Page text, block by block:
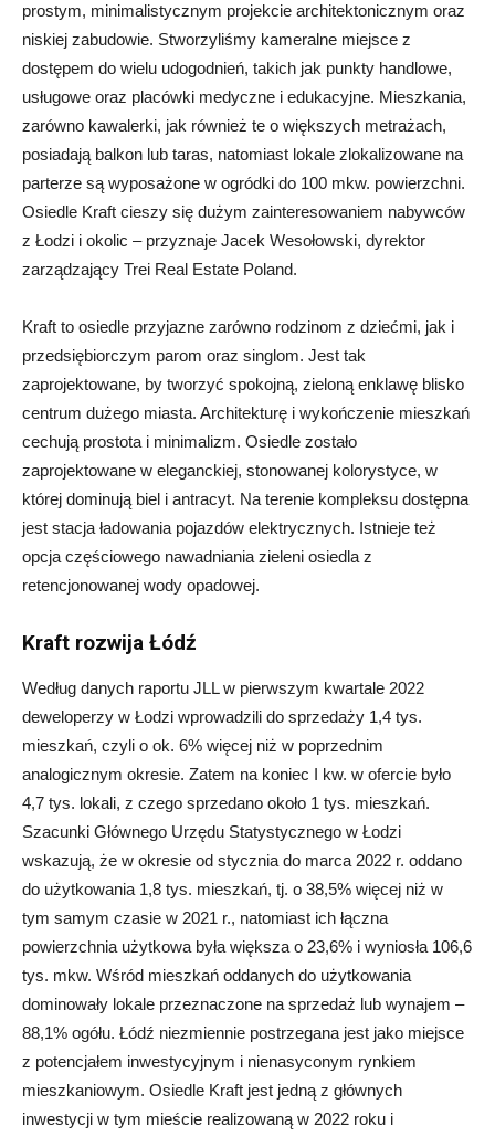
prostym, minimalistycznym projekcie architektonicznym oraz
niskiej zabudowie. Stworzyliśmy kameralne miejsce z
dostępem do wielu udogodnień, takich jak punkty handlowe,
usługowe oraz placówki medyczne i edukacyjne. Mieszkania,
zarówno kawalerki, jak również te o większych metrażach,
posiadają balkon lub taras, natomiast lokale zlokalizowane na
parterze są wyposażone w ogródki do 100 mkw. powierzchni.
Osiedle Kraft cieszy się dużym zainteresowaniem nabywców
z Łodzi i okolic – przyznaje Jacek Wesołowski, dyrektor
zarządzający Trei Real Estate Poland.
Kraft to osiedle przyjazne zarówno rodzinom z dziećmi, jak i
przedsiębiorczym parom oraz singlom. Jest tak
zaprojektowane, by tworzyć spokojną, zieloną enklawę blisko
centrum dużego miasta. Architekturę i wykończenie mieszkań
cechują prostota i minimalizm. Osiedle zostało
zaprojektowane w eleganckiej, stonowanej kolorystyce, w
której dominują biel i antracyt. Na terenie kompleksu dostępna
jest stacja ładowania pojazdów elektrycznych. Istnieje też
opcja częściowego nawadniania zieleni osiedla z
retencjonowanej wody opadowej.
Kraft rozwija Łódź
Według danych raportu JLL w pierwszym kwartale 2022
deweloperzy w Łodzi wprowadzili do sprzedaży 1,4 tys.
mieszkań, czyli o ok. 6% więcej niż w poprzednim
analogicznym okresie. Zatem na koniec I kw. w ofercie było
4,7 tys. lokali, z czego sprzedano około 1 tys. mieszkań.
Szacunki Głównego Urzędu Statystycznego w Łodzi
wskazują, że w okresie od stycznia do marca 2022 r. oddano
do użytkowania 1,8 tys. mieszkań, tj. o 38,5% więcej niż w
tym samym czasie w 2021 r., natomiast ich łączna
powierzchnia użytkowa była większa o 23,6% i wyniosła 106,6
tys. mkw. Wśród mieszkań oddanych do użytkowania
dominowały lokale przeznaczone na sprzedaż lub wynajem –
88,1% ogółu. Łódź niezmiennie postrzegana jest jako miejsce
z potencjałem inwestycyjnym i nienasyconym rynkiem
mieszkaniowym. Osiedle Kraft jest jedną z głównych
inwestycji w tym mieście realizowaną w 2022 roku i